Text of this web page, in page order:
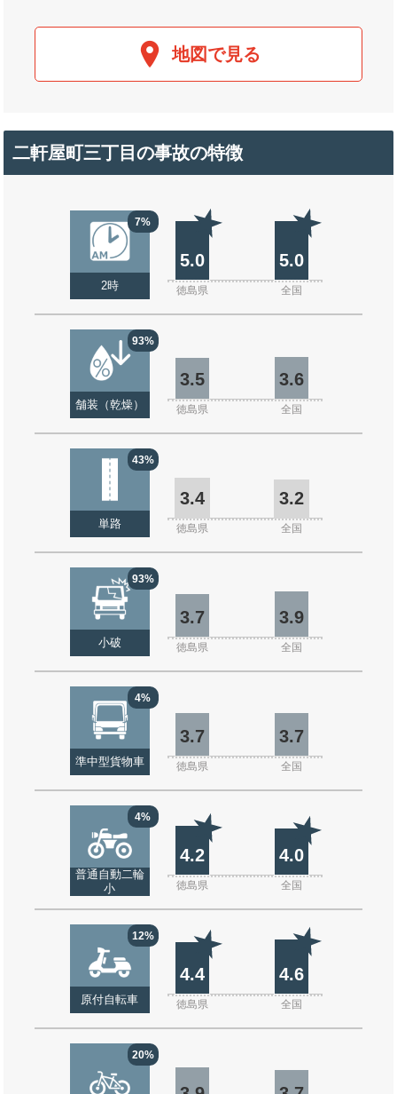
地図で見る
二軒屋町三丁目の事故の特徴
7%
2時
5.0 5.0
徳島県 全国
93%
舗装（乾燥）
3.5 3.6
徳島県 全国
43%
単路
3.4 3.2
徳島県 全国
93%
小破
3.7 3.9
徳島県 全国
4%
準中型貨物車
3.7 3.7
徳島県 全国
4%
普通自動二輪
小
4.2 4.0
徳島県 全国
12%
原付自転車
4.4 4.6
徳島県 全国
20%